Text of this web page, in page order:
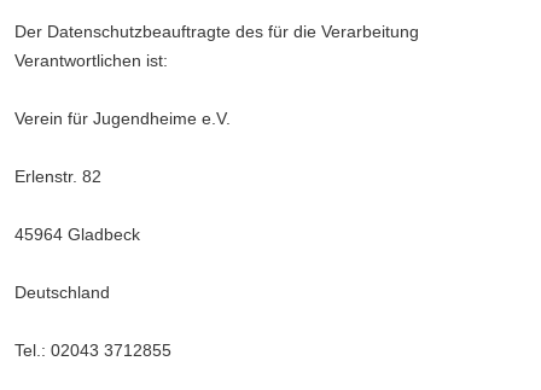
Der Datenschutzbeauftragte des für die Verarbeitung
Verantwortlichen ist:
Verein für Jugendheime e.V.
Erlenstr. 82
45964 Gladbeck
Deutschland
Tel.: 02043 3712855